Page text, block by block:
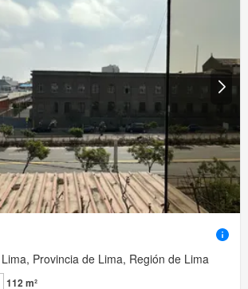
Provincia de Lima, Región de Lima
112 m²